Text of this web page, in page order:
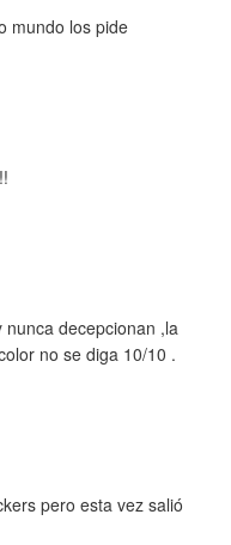
mundo los pide
decepcionan ,la
no se diga 10/10 .
pero esta vez salió